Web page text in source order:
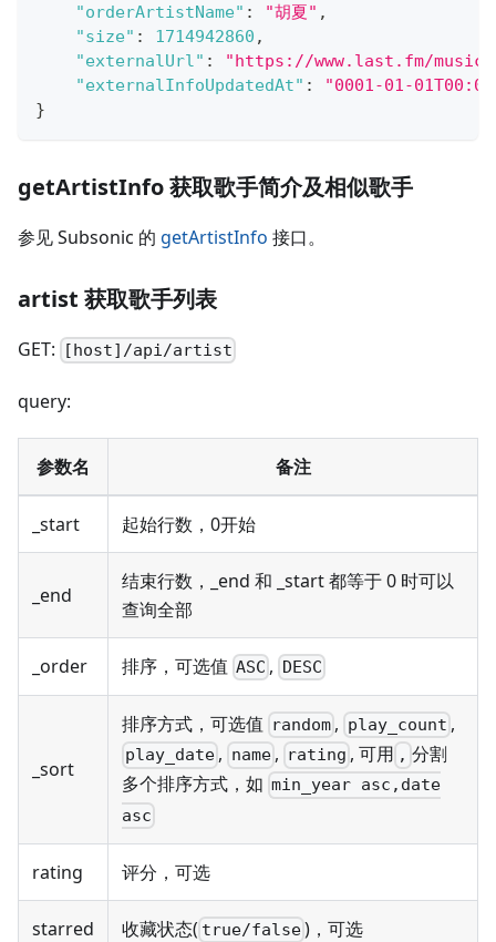
"orderArtistName" : "胡夏" ,
"size" : 1714942860 ,
"externalUrl" :
"https://www.last.fm/music/
"externalInfoUpdatedAt" :
"0001-01-
}
getArtistInfo 获取歌手简介及相似歌手
参见 Subsonic 的 getArtistInfo 接口。
artist 获取歌手列表
GET: [host]/api/artist
query:
参数名 备注
_start 起始行数，0开始
_end
结束行数，_end 和 _start 都等于 0 时可以
查询全部
_order 排序，可选值 ASC , DESC
_sort
排序方式，可选值 random , play_count ,
play_date , name , rating , 可用 , 分割
多个排序方式，如 min_year asc,date
asc
rating 评分，可选
starred 收藏状态( true/false)，可选